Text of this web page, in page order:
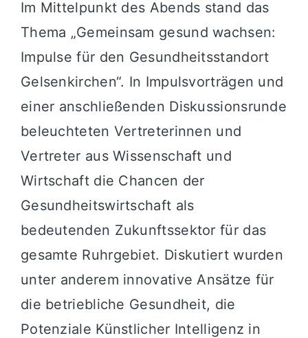
Im Mittelpunkt des Abends stand das
Thema „Gemeinsam gesund wachsen:
Impulse für den Gesundheitsstandort
Gelsenkirchen“. In Impulsvorträgen und
einer anschließenden Diskussionsrunde
beleuchteten Vertreterinnen und
Vertreter aus Wissenschaft und
Wirtschaft die Chancen der
Gesundheitswirtschaft als
bedeutenden Zukunftssektor für das
gesamte Ruhrgebiet. Diskutiert wurden
unter anderem innovative Ansätze für
die betriebliche Gesundheit, die
Potenziale Künstlicher Intelligenz in